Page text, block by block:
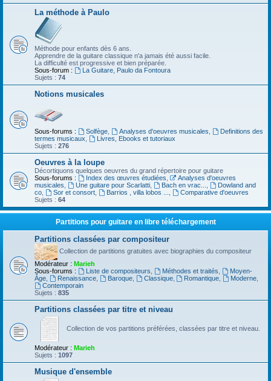
La méthode à Paulo
Méthode pour enfants dès 6 ans.
Apprendre de la guitare classique n'a jamais été aussi facile.
La difficulté est progressive et bien préparée.
Sous-forum :
La Guitare, Paulo da Fontoura
Sujets : 74
Notions musicales
Sous-forums : Solfège, Analyses d'oeuvres musicales
Definitions des
termes musicaux
Livres, Ebooks et tutoriaux
Sujets : 276
Oeuvres à la loupe
Décortiquons quelques oeuvres du grand répertoire pour guitare
Sous-forums :
Index des œuvres étudiées
Analyses d'oeuvres
musicales
Une guitare pour Scarlatti, Bach en vrac...
Dowland and
co
Sor et consort, Barrios , villa lobos ...
Comparative d'oeuvres
Sujets : 64
Partitions pour guitare en libre téléchargement
Partitions classées par compositeur
Collection de partitions gratuites avec biographies du compositeur
Modérateur : Marieh
Sous-forums :
Liste de compositeurs Méthodes et traités
Moyen-
Âge
Renaissance, Baroque, Classique, Romantique Moderne
Contemporain
Sujets : 835
Partitions classées par titre et niveau
Collection de vos partitions préférées, classées par titre et niveau.
Modérateur : Marieh
Sujets : 1097
Musique d'ensemble